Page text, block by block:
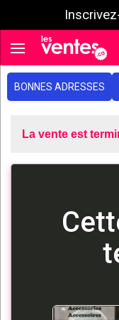
Toggle navigation
BONNES ADRESSES
La vente est